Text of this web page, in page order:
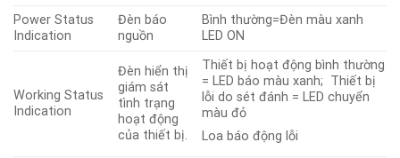
Power Status
Indication
Đèn báo
nguồn
Bình thường=Đèn màu xanh
LED ON
Working Status
Indication
Đèn hiển thị
giám sát
tình trạng
hoạt động
của thiết bị.
Thiết bị hoạt động bình thường
= LED báo màu xanh; Thiết bị
lỗi do sét đánh = LED chuyển
màu đỏ
Loa báo động lỗi